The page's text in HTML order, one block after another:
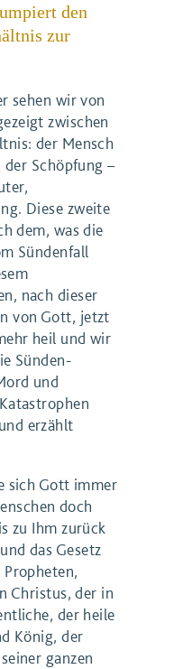
den
zur
sehen wir von
zwischen
der Mensch
der Schöpfung –
Diese zweite
dem, was die
Sündenfall
nach dieser
von Gott, jetzt
heil und wir
Sünden-
und
erzählt
sich Gott immer
doch
zu Ihm zurück
das Gesetz
Christus, der in
der heile
König, der
ganzen